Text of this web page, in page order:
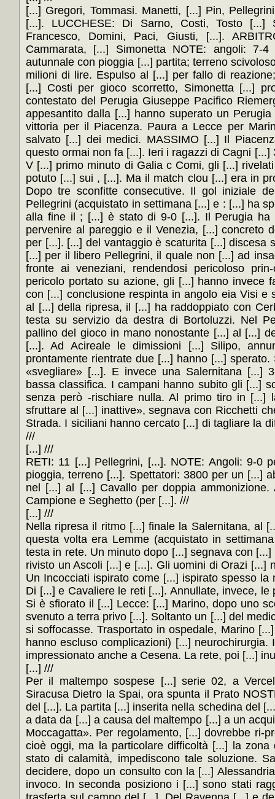
[...] Gregori, Tommasi. Manetti, [...] Pin,
[...]. LUCCHESE: Di Sarno, Costi, Tosto [...]
Francesco, Domini, Paci, Giusti, [...].
Cammarata, [...] Simonetta NOTE: angoli: 7-
autunnale con pioggia [...] partita; terreno
milioni di lire. Espulso al [...] per fallo di
[...] Costi per gioco scorretto, Simonetta [...]
contestato del Perugia Giuseppe Pacifico
appesantito dalla [...] hanno superato un
vittoria per il Piacenza. Paura a Lecce per
salvato [...] dei medici. MASSIMO [...] Il
questo ormai non fa [...]. Ieri i ragazzi di Cagni
V [...] primo minuto di Galia c Comi, gli [...]
potuto [...] sui , [...]. Ma il match clou [...] era in
Dopo tre sconfitte consecutive. Il gol iniziale
Pellegrini (acquistato in settimana [...] e : [...] ha
alla fine il ; [...] è stato di 9-0 [...]. Il Perugia ha
pervenire al pareggio e il Venezia, [...] concreto
per [...]. [...] del vantaggio è scaturita [...] discesa
[...] per il libero Pellegrini, il quale non [...] ad
fronte ai veneziani, rendendosi pericoloso
pericolo portato su azione, gli [...] hanno invece
con [...] conclusione respinta in angolo eia Visi e
al [...] della ripresa, il [...] ha raddoppiato con
testa su servizio da destra di Bortoluzzi. Nel
pallino del gioco in mano nonostante [...] al [...]
[...]. Ad Acireale le dimissioni [...] Silipo,
prontamente rientrate due [...] hanno [...]
«svegliare» [...]. E invece una Salernitana [...]
bassa classifica. I campani hanno subito gli [...]
senza però -rischiare nulla. Al primo tiro in [...]
sfruttare al [...] inattive», segnava con Ricchetti
Strada. I siciliani hanno cercato [...] di tagliare la
///
[...] ///
RETI: 11 [...] Pellegrini, [...]. NOTE: Angoli: 9-0
pioggia, terreno [...]. Spettatori: 3800 per un [...]
nel [...] al [...] Cavallo per doppia
Campione e Seghetto (per [...]. ///
[...] ///
Nella ripresa il ritmo [...] finale la Salernitana, al
questa volta era Lemme (acquistato in
testa in rete. Un minuto dopo [...] segnava con
rivisto un Ascoli [...] e [...]. Gli uomini di Orazi [...]
Un Incocciati ispirato come [...] ispirato spesso la
Di [...] e Cavaliere le reti [...]. Annullate, invece, le
Si è sfiorato il [...] Lecce: [...] Marino, dopo uno
svenuto a terra privo [...]. Soltanto un [...] del
si soffocasse. Trasportato in ospedale, Marino
hanno escluso complicazioni) [...]
impressionato anche a Cesena. La rete, poi [...]
[...] ///
Per il maltempo sospese [...] serie 02, a
Siracusa Dietro la Spai, ora spunta il Prato
del [...]. La partita [...] inserita nella schedina del
a data da [...] a causa del maltempo [...] a un
Moccagatta». Per regolamento, [...] dovrebbe ri-
cioè oggi, ma la particolare difficoltà [...] la
stato di calamità, impediscono tale soluzione.
decidere, dopo un consulto con la [...]
invoco. In seconda posiziono i [...] sono stati